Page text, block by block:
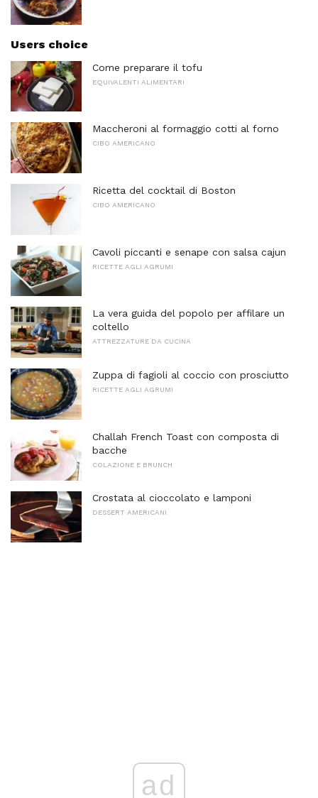
Users choice
Come preparare il tofu
EQUIVALENTI ALIMENTARI
Maccheroni al formaggio cotti al forno
CIBO AMERICANO
Ricetta del cocktail di Boston
CIBO AMERICANO
Cavoli piccanti e senape con salsa cajun
RICETTE AGLI AGRUMI
La vera guida del popolo per affilare un
coltello
ATTREZZATURE DA CUCINA
Zuppa di fagioli al coccio con prosciutto
RICETTE AGLI AGRUMI
Challah French Toast con composta di
bacche
COLAZIONE E BRUNCH
Crostata al cioccolato e lamponi
DESSERT AMERICANI
ad